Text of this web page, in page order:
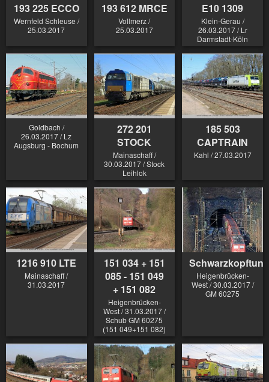
193 225 ECCO
Wernfeld Schleuse /
25.03.2017
193 612 MRCE
Vollmerz /
25.03.2017
E10 1309
Klein-Gerau /
26.03.2017 / Lr
Darmstadt-Köln
Goldbach /
26.03.2017 / Lz
Augsburg - Bochum
272 201
STOCK
Mainaschaff /
30.03.2017 / Stock
Leihlok
185 503
CAPTRAIN
Kahl / 27.03.2017
1216 910 LTE
Mainaschaff /
31.03.2017
151 034 + 151
085 - 151 049
+ 151 082
Heigenbrücken-
West / 31.03.2017 /
Schub GM 60275
(151 049+151 082)
Heigenbrücken-
West / 30.03.2017 /
GM 60275